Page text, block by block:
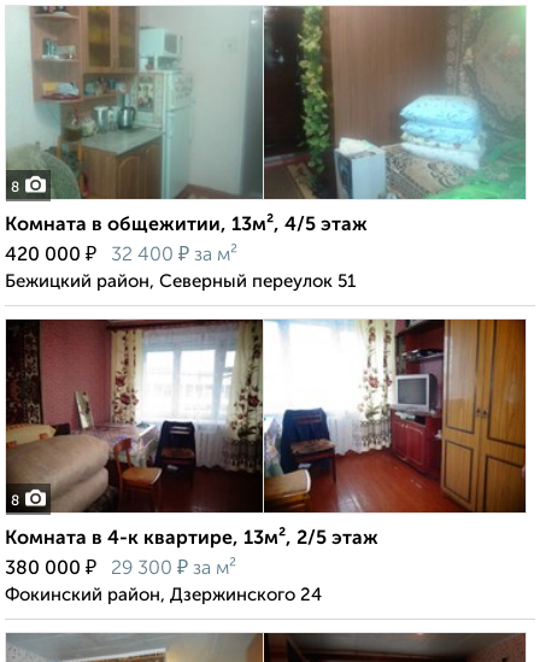
8
Комната в общежитии, 13м², 4/5 этаж
420 000 ₽ 32 400 ₽ за м²
Бежицкий район, Северный переулок 51
8
Комната в 4-к квартире, 13м², 2/5 этаж
380 000 ₽ 29 300 ₽ за м²
Фокинский район, Дзержинского 24